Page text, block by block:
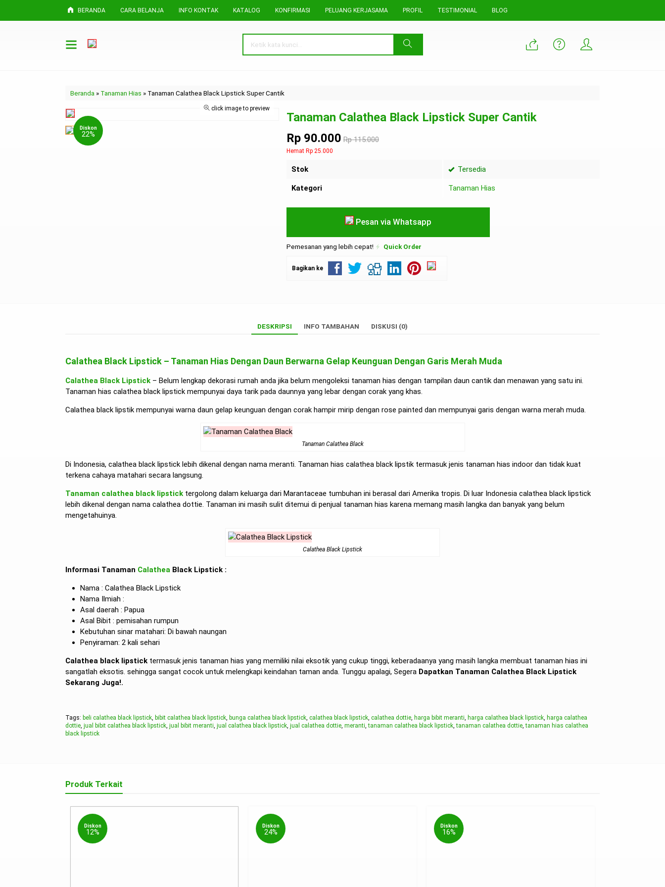
BERANDA CARA BELANJA INFO KONTAK KATALOG KONFIRMASI PELUANG KERJASAMA PROFIL TESTIMONIAL BLOG
Beranda » Tanaman Hias » Tanaman Calathea Black Lipstick Super Cantik
click image to preview
Diskon
22%
Tanaman Calathea Black Lipstick Super Cantik
Rp 90.000 Rp 115.000
Hemat Rp 25.000
Stok Tersedia
Kategori Tanaman Hias
Pesan via Whatsapp
Pemesanan yang lebih cepat! Quick Order
Bagikan ke
DESKRIPSI INFO TAMBAHAN DISKUSI (0)
Calathea Black Lipstick – Tanaman Hias Dengan Daun Berwarna Gelap Keunguan Dengan Garis Merah Muda
Calathea Black Lipstick – Belum lengkap dekorasi rumah anda jika belum mengoleksi tanaman hias dengan tampilan daun cantik dan menawan yang satu ini.
Tanaman hias calathea black lipstick mempunyai daya tarik pada daunnya yang lebar dengan corak yang khas.
Calathea black lipstik mempunyai warna daun gelap keunguan dengan corak hampir mirip dengan rose painted dan mempunyai garis dengan warna merah muda.
Tanaman Calathea Black
Di Indonesia, calathea black lipstick lebih dikenal dengan nama meranti. Tanaman hias calathea black lipstik termasuk jenis tanaman hias indoor dan tidak kuat
terkena cahaya matahari secara langsung.
Tanaman calathea black lipstick tergolong dalam keluarga dari Marantaceae tumbuhan ini berasal dari Amerika tropis. Di luar Indonesia calathea black lipstick
lebih dikenal dengan nama calathea dottie. Tanaman ini masih sulit ditemui di penjual tanaman hias karena memang masih langka dan banyak yang belum
mengetahuinya.
Calathea Black Lipstick
Informasi Tanaman Calathea Black Lipstick :
Nama : Calathea Black Lipstick
Nama Ilmiah :
Asal daerah : Papua
Asal Bibit : pemisahan rumpun
Kebutuhan sinar matahari: Di bawah naungan
Penyiraman: 2 kali sehari
Calathea black lipstick termasuk jenis tanaman hias yang memiliki nilai eksotik yang cukup tinggi, keberadaanya yang masih langka membuat tanaman hias ini
sangatlah eksotis. sehingga sangat cocok untuk melengkapi keindahan taman anda. Tunggu apalagi, Segera Dapatkan Tanaman Calathea Black Lipstick
Sekarang Juga!.
Tags: beli calathea black lipstick, bibit calathea black lipstick, bunga calathea black lipstick, calathea black lipstick, calathea dottie, harga bibit meranti, harga calathea black lipstick, harga calathea
dottie, jual bibit calathea black lipstick, jual bibit meranti, jual calathea black lipstick, jual calathea dottie, meranti,tanaman calathea black lipstick,tanaman calathea dottie,tanaman hias calathea
black lipstick
Produk Terkait
Diskon
12%
Diskon
24%
Diskon
16%